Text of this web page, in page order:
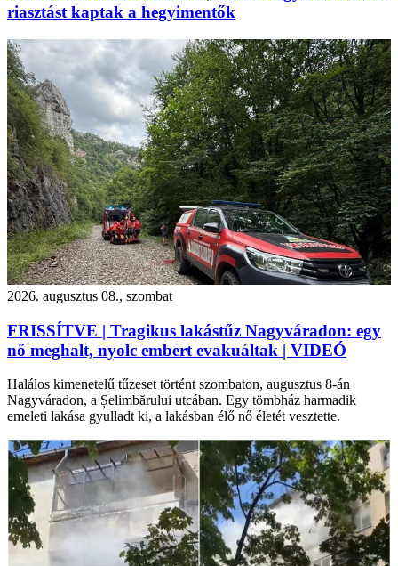
riasztást kaptak a hegyimentők
2026. augusztus 08., szombat
FRISSÍTVE | Tragikus lakástűz Nagyváradon: egy
nő meghalt, nyolc embert evakuáltak | VIDEÓ
Halálos kimenetelű tűzeset történt szombaton, augusztus 8-án
Nagyváradon, a Șelimbărului utcában. Egy tömbház harmadik
emeleti lakása gyulladt ki, a lakásban élő nő életét vesztette.